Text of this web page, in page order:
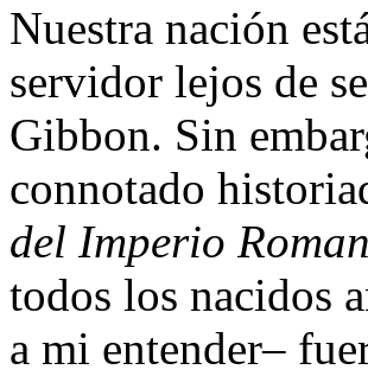
Nuestra nación
servidor lejos de
Gibbon. Sin
connotado
del Imperio
todos los nacidos
a mi entender–